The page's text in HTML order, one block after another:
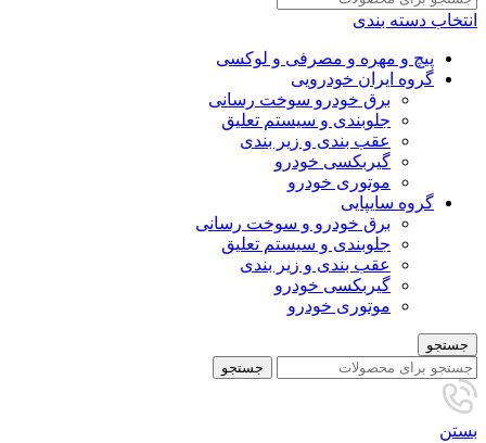
انتخاب دسته بندی
پیچ و مهره و مصرفی و لوکسی
گروه ایران خودرویی
برق خودرو سوخت رسانی
جلوبندی و سیستم تعلیق
عقب بندی و زیر بندی
گیربکسی خودرو
موتوری خودرو
گروه سایپایی
برق خودرو و سوخت رسانی
جلوبندی و سیستم تعلیق
عقب بندی و زیر بندی
گیربکسی خودرو
موتوری خودرو
جستجو
جستجو
بستن